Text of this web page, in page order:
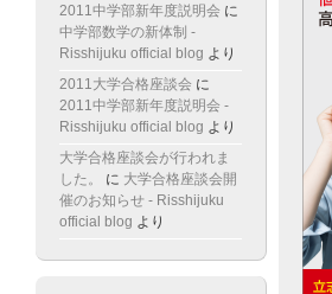
2011中学部新年度説明会 に
中学部数学の新体制 -
Risshijuku official blog より
2011大学合格座談会 に
2011中学部新年度説明会 -
Risshijuku official blog より
大学合格座談会が行われま
した。
に 大学合格座談会開
催のお知らせ - Risshijuku
official blog より